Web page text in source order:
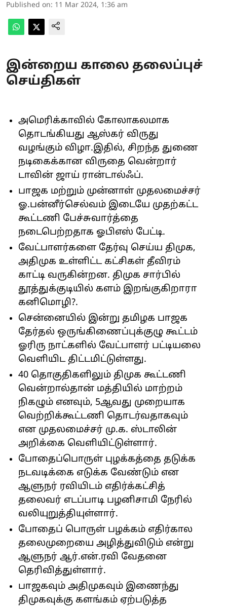
Published on: 11 Mar 2024, 1:36 am
இன்றைய காலை தலைப்புச்
செய்திகள்
அமெரிக்காவில் கோலாகலமாக
தொடங்கியது ஆஸ்கர் விருது
வழங்கும் விழா.இதில், சிறந்த துணை
நடிகைக்கான விருதை வென்றார்
டாவின் ஜாய் ரான்டால்ஃப்.
பாஜக மற்றும் முன்னாள் முதலமைச்சர்
ஓ.பன்னீர்செல்வம் இடையே முதற்கட்ட
கூட்டணி பேச்சுவார்த்தை
நடைபெற்றதாக ஓபிஎஸ் பேட்டி.
வேட்பாளர்களை தேர்வு செய்ய திமுக,
அதிமுக உள்ளிட்ட கட்சிகள் தீவிரம்
காட்டி வருகின்றன. திமுக சார்பில்
தூத்துக்குடியில் களம் இறங்குகிறாரா
கனிமொழி?.
சென்னையில் இன்று தமிழக பாஜக
தேர்தல் ஒருங்கிணைப்புக்குழு கூட்டம்
ஓரிரு நாட்களில் வேட்பாளர் பட்டியலை
வெளியிட திட்டமிட்டுள்ளது.
40 தொகுதிகளிலும் திமுக கூட்டணி
வென்றால்தான் மத்தியில் மாற்றம்
நிகழும் எனவும், 5ஆவது முறையாக
வெற்றிக்கூட்டணி தொடர்வதாகவும்
என முதலமைச்சர் மு.க. ஸ்டாலின்
அறிக்கை வெளியிட்டுள்ளார்.
போதைப்பொருள் புழக்கத்தை தடுக்க
நடவடிக்கை எடுக்க வேண்டும் என
ஆளுநர் ரவியிடம் எதிர்க்கட்சித்
தலைவர் எடப்பாடி பழனிசாமி நேரில்
வலியுறுத்தியுள்ளார்.
போதைப் பொருள் பழக்கம் எதிர்கால
தலைமுறையை அழித்துவிடும் என்று
ஆளுநர் ஆர்.என்.ரவி வேதனை
தெரிவித்துள்ளார்.
பாஜகவும் அதிமுகவும் இணைந்து
திமுகவுக்கு களங்கம் ஏற்படுத்த